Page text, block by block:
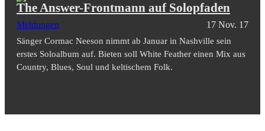
The Answer-Frontmann auf Solopfaden
Meldungen 17 Nov. 17
Sänger Cormac Neeson nimmt ab Januar in Nashville sein
erstes Soloalbum auf. Bieten soll White Feather einen Mix aus
Country, Blues, Soul und keltischem Folk.